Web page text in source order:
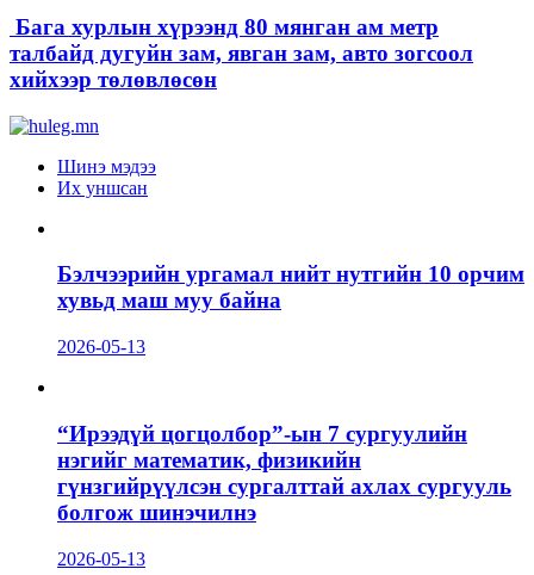
Бага хурлын хүрээнд 80 мянган ам метр
талбайд дугуйн зам, явган зам, авто зогсоол
хийхээр төлөвлөсөн
Шинэ мэдээ
Их уншсан
Бэлчээрийн ургамал нийт нутгийн 10 орчим
хувьд маш муу байна
2026-05-13
“Ирээдүй цогцолбор”-ын 7 сургуулийн
нэгийг математик, физикийн
гүнзгийрүүлсэн сургалттай ахлах сургууль
болгож шинэчилнэ
2026-05-13